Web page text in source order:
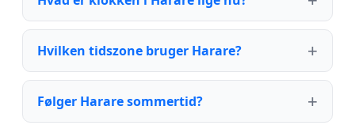
Hvilken tidszone bruger Harare?
Følger Harare sommertid?